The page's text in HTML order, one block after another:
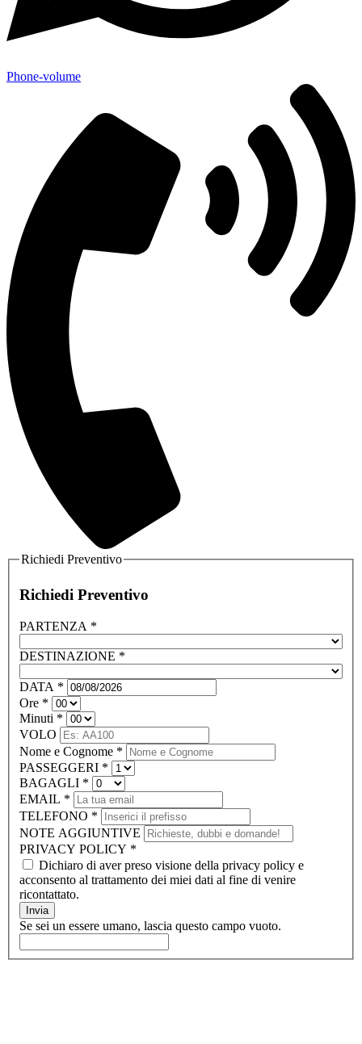
Phone-volume
Richiedi Preventivo
Richiedi Preventivo
PARTENZA *
DESTINAZIONE *
DATA *
Ore *
Minuti *
VOLO
Nome e Cognome *
PASSEGGERI *
BAGAGLI *
EMAIL *
TELEFONO *
NOTE AGGIUNTIVE
PRIVACY POLICY *
Dichiaro di aver preso visione della privacy policy e
acconsento al trattamento dei miei dati al fine di venire
ricontattato.
Invia
Se sei un essere umano, lascia questo campo vuoto.